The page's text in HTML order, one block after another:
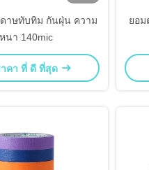
าษทับทิม กันฝุ่น ความ
หนา 140mic
คา ที่ ดี ที่สุด
ยอม